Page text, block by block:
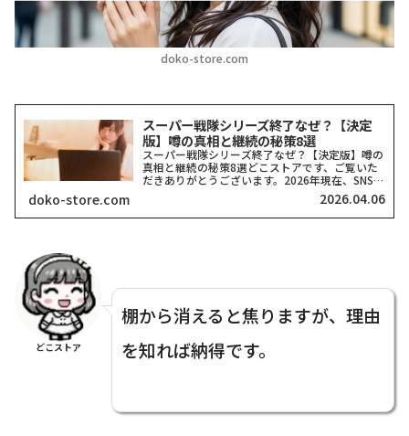
doko-store.com
スーパー戦隊シリーズ終了なぜ？【決定
版】噂の真相と継続の秘策8選
スーパー戦隊シリーズ終了なぜ？【決定版】噂の
真相と継続の秘策8選どこストアです、ご覧いた
だきありがとうございます。2026年現在、SNSや
ネット掲示板で「スーパー戦隊シリーズがいよい
よ終了するのではないか？」という穏やかではな
い噂を耳にする...
doko-store.com 2026.04.06
どこストア
棚から消えると焦りますが、理由
を知れば納得です。